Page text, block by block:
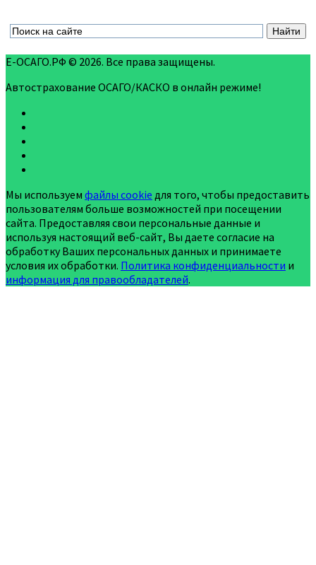
Е-ОСАГО.РФ © 2026. Все права защищены.
Автострахование ОСАГО/КАСКО в онлайн режиме!
Мы используем файлы cookie для того, чтобы предоставить
пользователям больше возможностей при посещении
сайта. Предоставляя свои персональные данные и
используя настоящий веб-сайт, Вы даете согласие на
обработку Ваших персональных данных и принимаете
условия их обработки. Политика конфиденциальности и
информация для правообладателей.